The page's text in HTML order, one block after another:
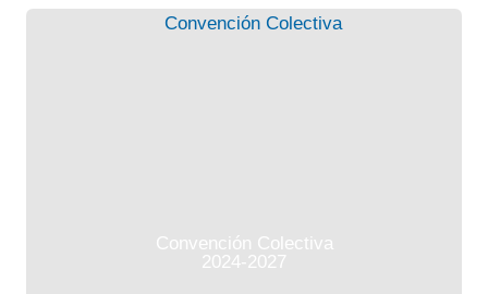
Convención Colectiva
2024-2027